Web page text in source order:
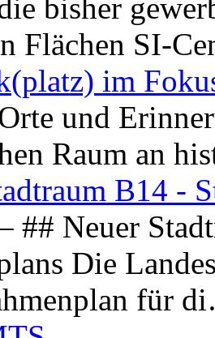
bisher
Flächen SI-
im
und
Raum an
B14 -
## Neuer
Die
für